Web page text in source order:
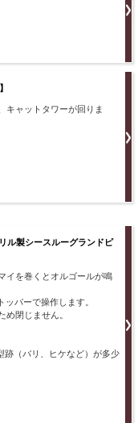
キャットタワーが回りま
ル製シースルーグランドピ
イを巻くとオルゴールが鳴
パーで操作します。
め閉じません。
（バリ、ヒケなど）が多少